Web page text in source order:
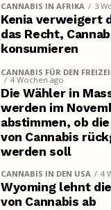
CANNABIS IN AFRIKA 3
Kenia verweigert
das Recht,
konsumieren
CANNABIS FÜR DEN
4 Wochen ago
Die Wähler in
werden im
abstimmen, ob
von Cannabis
werden soll
CANNABIS IN DEN USA 4
Wyoming lehnt
von Cannabis ab